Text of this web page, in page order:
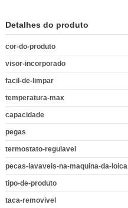
Detalhes do produto
cor-do-produto
visor-incorporado
facil-de-limpar
temperatura-max
capacidade
pegas
termostato-regulavel
pecas-lavaveis-na-maquina-da-loica
tipo-de-produto
taca-removivel